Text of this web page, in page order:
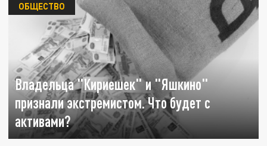
Владельца "Кириешек" и "Яшкино"
признали экстремистом. Что будет с
активами?
ОБЩЕСТВО